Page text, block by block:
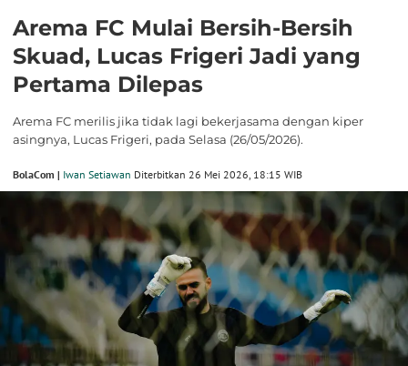
Arema FC Mulai Bersih-Bersih
Skuad, Lucas Frigeri Jadi yang
Pertama Dilepas
Arema FC merilis jika tidak lagi bekerjasama dengan kiper
asingnya, Lucas Frigeri, pada Selasa (26/05/2026).
BolaCom | Iwan Setiawan Diterbitkan 26 Mei 2026, 18:15 WIB